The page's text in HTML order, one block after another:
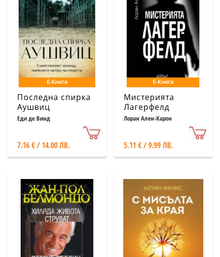
Е-Книга
Последна спирка
Аушвиц
Еди де Винд
7.16 € / 14.00 ЛВ.
Е-Книга
Мистерията
Лагерфелд
Лоран Ален-Карон
5.11 € / 9.99 ЛВ.